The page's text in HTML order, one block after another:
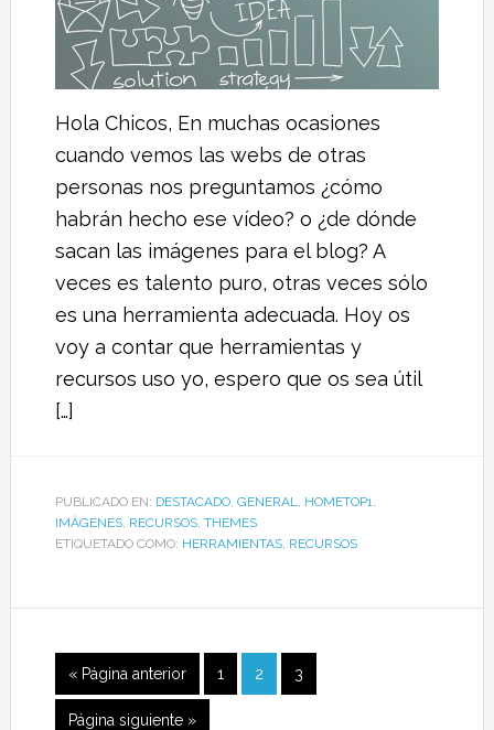
Hola Chicos, En muchas ocasiones
cuando vemos las webs de otras
personas nos preguntamos ¿cómo
habrán hecho ese vídeo? o ¿de dónde
sacan las imágenes para el blog? A
veces es talento puro, otras veces sólo
es una herramienta adecuada. Hoy os
voy a contar que herramientas y
recursos uso yo, espero que os sea útil
[…]
PUBLICADO EN: DESTACADO, GENERAL, HOMETOP1,
IMÁGENES, RECURSOS, THEMES
ETIQUETADO COMO: HERRAMIENTAS, RECURSOS
« Página anterior 1 2 3
Página siguiente »